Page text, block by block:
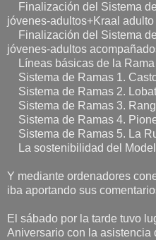
Finalización del Sistema
jóvenes-adultos+Kraal adulto
Finalización del Sistema
jóvenes-adultos
Líneas básicas de la Rama
Sistema de Ramas 1.
Sistema de Ramas 2.
Sistema de Ramas 3.
Sistema de Ramas 4.
Sistema de Ramas 5. La
La sostenibilidad del
Y mediante ordenadores
iba aportando sus
El sábado por la tarde tuvo
Aniversario con la asistencia